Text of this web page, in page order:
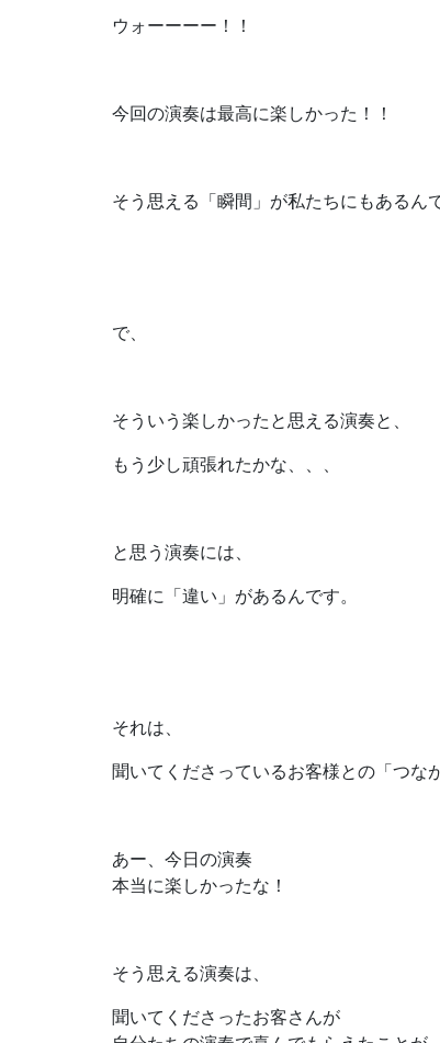
ウォーーーー！！
今回の演奏は最高に楽しかった！！
そう思える「瞬間」が私たちにもあるん
で、
そういう楽しかったと思える演奏と、
もう少し頑張れたかな、、、
と思う演奏には、
明確に「違い」があるんです。
それは、
聞いてくださっているお客様との「つな
あー、今日の演奏
本当に楽しかったな！
そう思える演奏は、
聞いてくださったお客さんが